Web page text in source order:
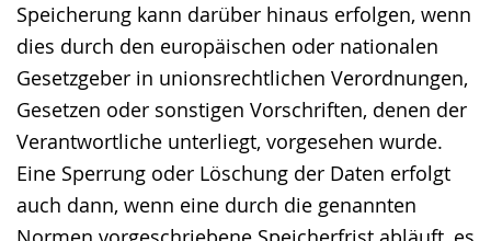
Speicherung kann darüber hinaus erfolgen, wenn
dies durch den europäischen oder nationalen
Gesetzgeber in unionsrechtlichen Verordnungen,
Gesetzen oder sonstigen Vorschriften, denen der
Verantwortliche unterliegt, vorgesehen wurde.
Eine Sperrung oder Löschung der Daten erfolgt
auch dann, wenn eine durch die genannten